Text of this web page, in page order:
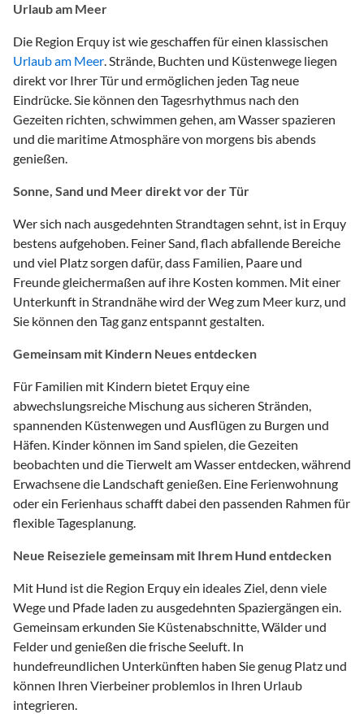
Urlaub am Meer
Die Region Erquy ist wie geschaffen für einen klassischen
Urlaub am Meer. Strände, Buchten und Küstenwege liegen
direkt vor Ihrer Tür und ermöglichen jeden Tag neue
Eindrücke. Sie können den Tagesrhythmus nach den
Gezeiten richten, schwimmen gehen, am Wasser spazieren
und die maritime Atmosphäre von morgens bis abends
genießen.
Sonne, Sand und Meer direkt vor der Tür
Wer sich nach ausgedehnten Strandtagen sehnt, ist in Erquy
bestens aufgehoben. Feiner Sand, flach abfallende Bereiche
und viel Platz sorgen dafür, dass Familien, Paare und
Freunde gleichermaßen auf ihre Kosten kommen. Mit einer
Unterkunft in Strandnähe wird der Weg zum Meer kurz, und
Sie können den Tag ganz entspannt gestalten.
Gemeinsam mit Kindern Neues entdecken
Für Familien mit Kindern bietet Erquy eine
abwechslungsreiche Mischung aus sicheren Stränden,
spannenden Küstenwegen und Ausflügen zu Burgen und
Häfen. Kinder können im Sand spielen, die Gezeiten
beobachten und die Tierwelt am Wasser entdecken, während
Erwachsene die Landschaft genießen. Eine Ferienwohnung
oder ein Ferienhaus schafft dabei den passenden Rahmen für
flexible Tagesplanung.
Neue Reiseziele gemeinsam mit Ihrem Hund entdecken
Mit Hund ist die Region Erquy ein ideales Ziel, denn viele
Wege und Pfade laden zu ausgedehnten Spaziergängen ein.
Gemeinsam erkunden Sie Küstenabschnitte, Wälder und
Felder und genießen die frische Seeluft. In
hundefreundlichen Unterkünften haben Sie genug Platz und
können Ihren Vierbeiner problemlos in Ihren Urlaub
integrieren.